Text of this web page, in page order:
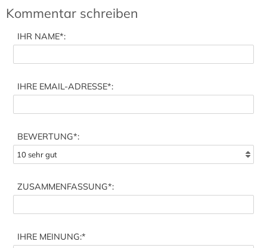
Kommentar schreiben
IHR NAME*:
IHRE EMAIL-ADRESSE*:
BEWERTUNG*:
ZUSAMMENFASSUNG*:
IHRE MEINUNG:*